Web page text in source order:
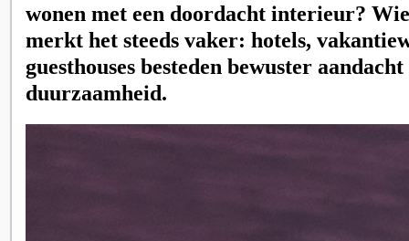
wonen met een doordacht interieur?
merkt het steeds vaker: hotels,
guesthouses besteden bewuster aandacht
duurzaamheid.